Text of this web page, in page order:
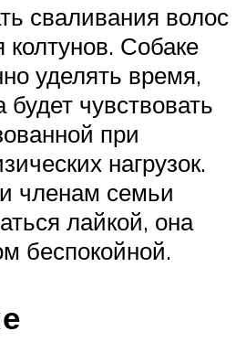
сваливания волос
колтунов. Собаке
уделять время,
будет чувствовать
при
нагрузок.
членам семьи
лайкой, она
беспокойной.